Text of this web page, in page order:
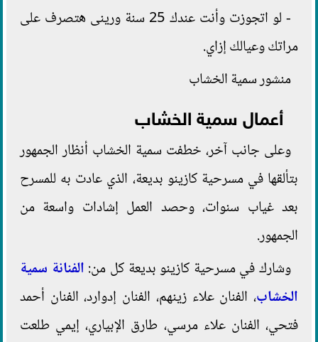
- لو اتجوزت وأنت عندك 25 سنة ورينى هتصرف على
مراتك وعيالك إزاي.
منشور سمية الخشاب
أعمال سمية الخشاب
وعلى جانب آخر، خطفت سمية الخشاب أنظار الجمهور
بتألقها في مسرحية كازينو بديعة، الذي عادت به للمسرح
بعد غياب سنوات، وحصد العمل إشادات واسعة من
الجمهور.
وشارك في مسرحية كازينو بديعة كل من: الفنانة سمية
الخشاب، الفنان علاء زينهم، الفنان إدوارد، الفنان أحمد
فتحي، الفنان علاء مرسي، طارق الإبياري، إيمي طلعت